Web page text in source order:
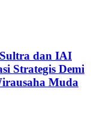
dan IAI
Strategis Demi
Muda